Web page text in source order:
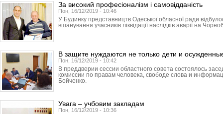
За високий професіоналізм і самовідданість
Пон, 16/12/2019 - 10:46
У Будинку представництв Одеської обласної ради
вшанування учасників ліквідації наслідків аварії на
В защите нуждаются не только дети и
Пон, 16/12/2019 - 10:42
В преддверии сессии областного совета состоялось
комиссии по правам человека, свободе слова и
Бойченко.
Увага – учбовим закладам
Пон, 16/12/2019 - 10:36